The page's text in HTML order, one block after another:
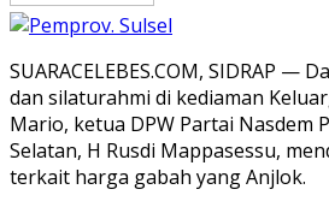
SUARACELEBES.COM, SIDRAP —
dan silaturahmi di kediaman
Mario, ketua DPW Partai Nasdem
Selatan, H Rusdi Mappasessu,
terkait harga gabah yang Anjlok.